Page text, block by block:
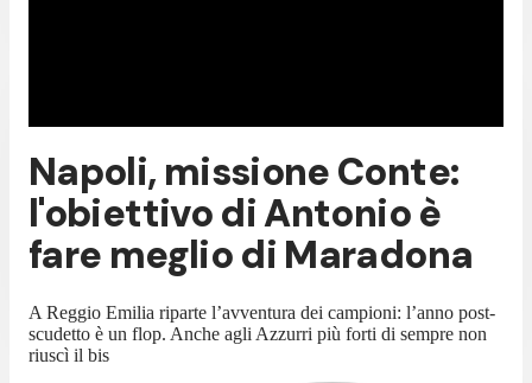
Napoli, missione Conte:
l'obiettivo di Antonio è
fare meglio di Maradona
A Reggio Emilia riparte l’avventura dei campioni: l’anno post-
scudetto è un flop. Anche agli Azzurri più forti di sempre non
riuscì il bis